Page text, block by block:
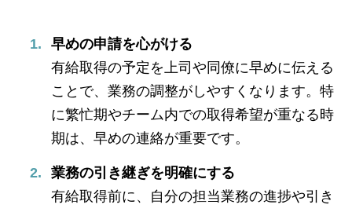
早めの申請を心がける
有給取得の予定を上司や同僚に早めに伝える
ことで、業務の調整がしやすくなります。特
に繁忙期やチーム内での取得希望が重なる時
期は、早めの連絡が重要です。
業務の引き継ぎを明確にする
有給取得前に、自分の担当業務の進捗や引き